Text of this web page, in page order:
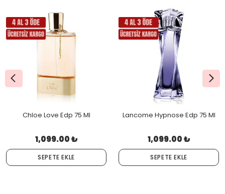
Chloe Love Edp 75 Ml
1,099.00 ₺
SEPETE EKLE
Lancome Hypnose Edp 75 Ml
1,099.00 ₺
SEPETE EKLE